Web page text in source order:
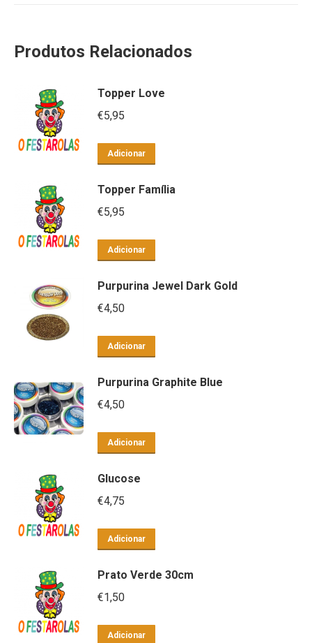
Produtos Relacionados
Topper Love
€5,95
Adicionar
Topper Família
€5,95
Adicionar
Purpurina Jewel Dark Gold
€4,50
Adicionar
Purpurina Graphite Blue
€4,50
Adicionar
Glucose
€4,75
Adicionar
Prato Verde 30cm
€1,50
Adicionar